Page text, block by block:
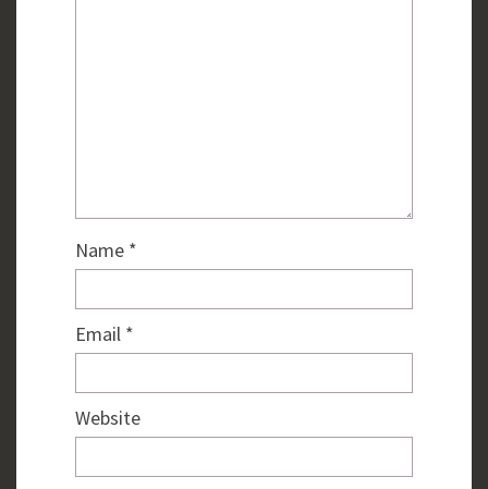
Name *
Email *
Website